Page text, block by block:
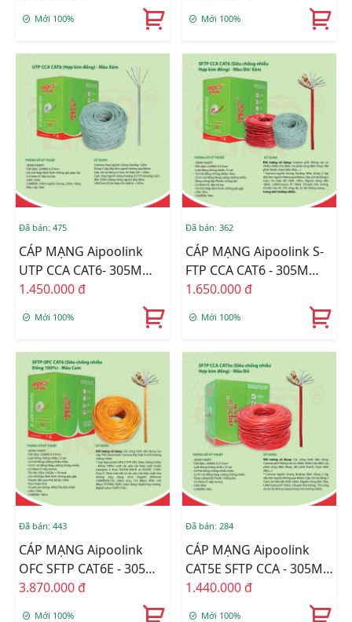
Mới 100% Mới 100%
Đã bán: 475
CÁP MẠNG Aipoolink
UTP CCA CAT6- 305M
(Hợp Kim Đồng Nhôm) -
1.450.000 đ
Mới 100%
Đã bán: 362
CÁP MẠNG Aipoolink S-
FTP CCA CAT6 - 305M
(Siêu Chống Nhiễu Hợp
Đỏ/Xám
1.650.000 đ
Mới 100%
Đã bán: 443
CÁP MẠNG Aipoolink
OFC SFTP CAT6E - 305M
(Siêu Chống Nhiễu Đồng
3.870.000 đ
Mới 100%
Đã bán: 284
CÁP MẠNG Aipoolink
CAT5E SFTP CCA - 305M
(Siêu Chống Nhiễu Hợp
Kim Đồng Nhôm) - Đỏ
1.440.000 đ
Mới 100%